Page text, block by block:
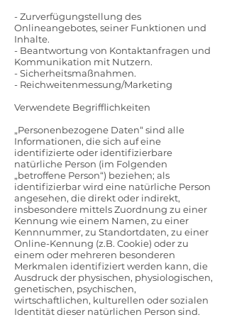
- Zurverfügungstellung des
Onlineangebotes, seiner Funktionen und
Inhalte.
- Beantwortung von Kontaktanfragen und
Kommunikation mit Nutzern.
- Sicherheitsmaßnahmen.
- Reichweitenmessung/Marketing
Verwendete Begrifflichkeiten
„Personenbezogene Daten“ sind alle
Informationen, die sich auf eine
identifizierte oder identifizierbare
natürliche Person (im Folgenden
„betroffene Person“) beziehen; als
identifizierbar wird eine natürliche Person
angesehen, die direkt oder indirekt,
insbesondere mittels Zuordnung zu einer
Kennung wie einem Namen, zu einer
Kennnummer, zu Standortdaten, zu einer
Online-Kennung (z.B. Cookie) oder zu
einem oder mehreren besonderen
Merkmalen identifiziert werden kann, die
Ausdruck der physischen, physiologischen,
genetischen, psychischen,
wirtschaftlichen, kulturellen oder sozialen
Identität dieser natürlichen Person sind.